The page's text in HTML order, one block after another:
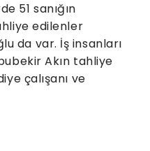
51 sanığın
edilenler
da var. İş insanları
Akın tahliye
çalışanı ve